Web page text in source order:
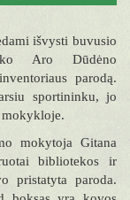
išvysti buvusio
Aro Dūdėno
parodą.
sportininku, jo
mokykloje.
mokytoja Gitana
bibliotekos ir
pristatyta paroda.